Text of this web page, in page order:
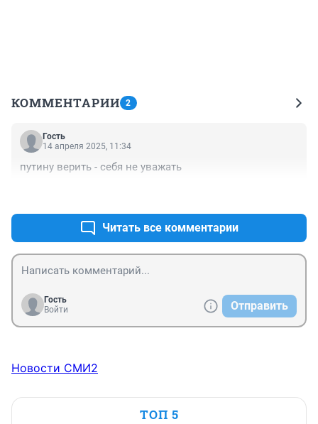
КОММЕНТАРИИ 2
Гость
14 апреля 2025, 11:34
путину верить - себя не уважать
Читать все комментарии
Гость
Войти
Отправить
Новости СМИ2
ТОП 5